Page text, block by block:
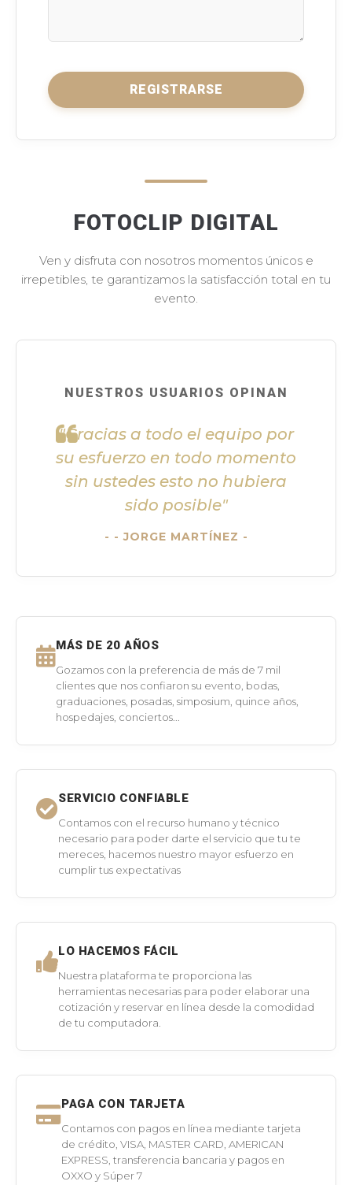
REGISTRARSE
FOTOCLIP DIGITAL
Ven y disfruta con nosotros momentos únicos e
irrepetibles, te garantizamos la satisfacción total en tu
evento.
NUESTROS USUARIOS OPINAN
"Gracias a todo el equipo por
su esfuerzo en todo momento
sin ustedes esto no hubiera
sido posible"
- JORGE MARTÍNEZ -
MÁS DE 20 AÑOS
Gozamos con la preferencia de más de 7 mil
clientes que nos confiaron su evento, bodas,
graduaciones, posadas, simposium, quince años,
hospedajes, conciertos...
SERVICIO CONFIABLE
Contamos con el recurso humano y técnico
necesario para poder darte el servicio que tu te
mereces, hacemos nuestro mayor esfuerzo en
cumplir tus expectativas
LO HACEMOS FÁCIL
Nuestra plataforma te proporciona las
herramientas necesarias para poder elaborar una
cotización y reservar en línea desde la comodidad
de tu computadora.
PAGA CON TARJETA
Contamos con pagos en línea mediante tarjeta
de crédito, VISA, MASTER CARD, AMERICAN
EXPRESS, transferencia bancaria y pagos en
OXXO y Súper 7